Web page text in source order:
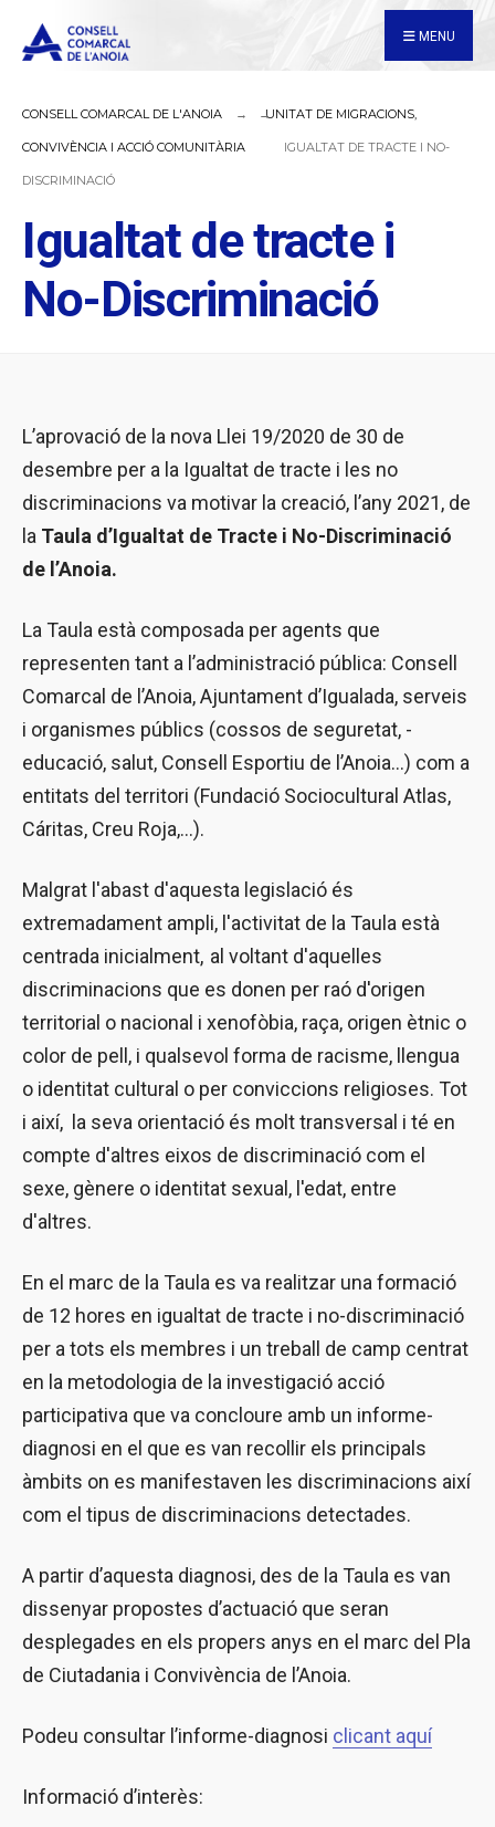
MENU
CONSELL COMARCAL DE L'ANOIA UNITAT DE MIGRACIONS,
CONVIVÈNCIA I ACCIÓ COMUNITÀRIA IGUALTAT DE TRACTE I NO-
DISCRIMINACIÓ
Igualtat de tracte i
No-Discriminació
L’aprovació de la nova Llei 19/2020 de 30 de
desembre per a la Igualtat de tracte i les no
discriminacions va motivar la creació, l’any 2021, de
la Taula d’Igualtat de Tracte i No-Discriminació
de l’Anoia.
La Taula està composada per agents que
representen tant a l’administració pública: Consell
Comarcal de l’Anoia, Ajuntament d’Igualada, serveis
i organismes públics (cossos de seguretat, -
educació, salut, Consell Esportiu de l’Anoia...) com a
entitats del territori (Fundació Sociocultural Atlas,
Cáritas, Creu Roja,...).
Malgrat l'abast d'aquesta legislació és
extremadament ampli, l'activitat de la Taula està
centrada inicialment, al voltant d'aquelles
discriminacions que es donen per raó d'origen
territorial o nacional i xenofòbia, raça, origen ètnic o
color de pell, i qualsevol forma de racisme, llengua
o identitat cultural o per conviccions religioses. Tot
i així, la seva orientació és molt transversal i té en
compte d'altres eixos de discriminació com el
sexe, gènere o identitat sexual, l'edat, entre
d'altres.
En el marc de la Taula es va realitzar una formació
de 12 hores en igualtat de tracte i no-discriminació
per a tots els membres i un treball de camp centrat
en la metodologia de la investigació acció
participativa que va concloure amb un informe-
diagnosi en el que es van recollir els principals
àmbits on es manifestaven les discriminacions així
com el tipus de discriminacions detectades.
A partir d’aquesta diagnosi, des de la Taula es van
dissenyar propostes d’actuació que seran
desplegades en els propers anys en el marc del Pla
de Ciutadania i Convivència de l’Anoia.
Podeu consultar l’informe-diagnosi clicant aquí
Informació d’interès: